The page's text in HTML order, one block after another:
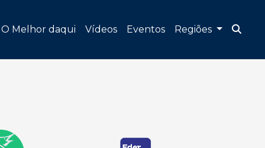
O Melhor daqui Vídeos Eventos Regiões